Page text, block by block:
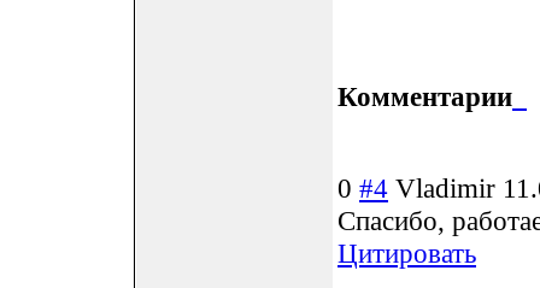
Комментарии
0 #4 Vladimir
Спасибо,
Цитировать